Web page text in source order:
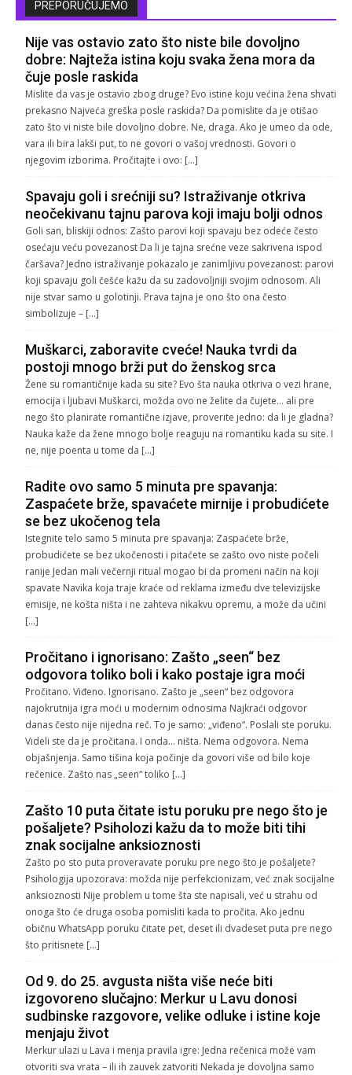
PREPORUČUJEMO
Nije vas ostavio zato što niste bile dovoljno
dobre: Najteža istina koju svaka žena mora da
čuje posle raskida
Mislite da vas je ostavio zbog druge? Evo istine koju većina žena shvati
prekasno Najveća greška posle raskida? Da pomislite da je otišao
zato što vi niste bile dovoljno dobre. Ne, draga. Ako je umeo da ode,
vara ili bira lakši put, to ne govori o vašoj vrednosti. Govori o
njegovim izborima. Pročitajte i ovo: […]
Spavaju goli i srećniji su? Istraživanje otkriva
neočekivanu tajnu parova koji imaju bolji odnos
Goli san, bliskiji odnos: Zašto parovi koji spavaju bez odeće često
osećaju veću povezanost Da li je tajna srećne veze sakrivena ispod
čaršava? Jedno istraživanje pokazalo je zanimljivu povezanost: parovi
koji spavaju goli češće kažu da su zadovoljniji svojim odnosom. Ali
nije stvar samo u golotinji. Prava tajna je ono što ona često
simbolizuje – […]
Muškarci, zaboravite cveće! Nauka tvrdi da
postoji mnogo brži put do ženskog srca
Žene su romantičnije kada su site? Evo šta nauka otkriva o vezi hrane,
emocija i ljubavi Muškarci, možda ovo ne želite da čujete… ali pre
nego što planirate romantične izjave, proverite jedno: da li je gladna?
Nauka kaže da žene mnogo bolje reaguju na romantiku kada su site. I
ne, nije poenta u tome da […]
Radite ovo samo 5 minuta pre spavanja:
Zaspaćete brže, spavaćete mirnije i probudićete
se bez ukočenog tela
Istegnite telo samo 5 minuta pre spavanja: Zaspaćete brže,
probudićete se bez ukočenosti i pitaćete se zašto ovo niste počeli
ranije Jedan mali večernji ritual mogao bi da promeni način na koji
spavate Navika koja traje kraće od reklama između dve televizijske
emisije, ne košta ništa i ne zahteva nikakvu opremu, a može da učini
[…]
Pročitano i ignorisano: Zašto „seen“ bez
odgovora toliko boli i kako postaje igra moći
Pročitano. Viđeno. Ignorisano. Zašto je „seen“ bez odgovora
najokrutnija igra moći u modernim odnosima Najkraći odgovor
danas često nije nijedna reč. To je samo: „viđeno“. Poslali ste poruku.
Videli ste da je pročitana. I onda… ništa. Nema odgovora. Nema
objašnjenja. Samo tišina koja počinje da govori više od bilo koje
rečenice. Zašto nas „seen“ toliko […]
Zašto 10 puta čitate istu poruku pre nego što je
pošaljete? Psiholozi kažu da to može biti tihi
znak socijalne anksioznosti
Zašto po sto puta proveravate poruku pre nego što je pošaljete?
Psihologija upozorava: možda nije perfekcionizam, već znak socijalne
anksioznosti Nije problem u tome šta ste napisali, već u strahu od
onoga što će druga osoba pomisliti kada to pročita. Ako jednu
običnu WhatsApp poruku čitate pet, deset ili dvadeset puta pre nego
što pritisnete […]
Od 9. do 25. avgusta ništa više neće biti
izgovoreno slučajno: Merkur u Lavu donosi
sudbinske razgovore, velike odluke i istine koje
menjaju život
Merkur ulazi u Lava i menja pravila igre: Jedna rečenica može vam
otvoriti sva vrata – ili ih zauvek zatvoriti Nekada je dovoljna samo